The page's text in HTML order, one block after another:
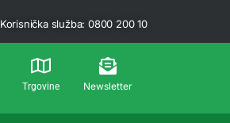
Korisnička služba: 0800 200 10
Trgovine Newsletter